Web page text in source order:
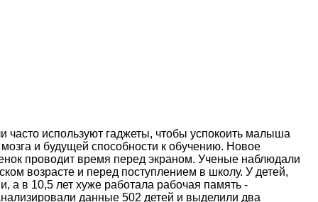
используют гаджеты, чтобы успокоить малыша
и будущей способности к обучению. Новое
проводит время перед экраном. Ученые наблюдали
возрасте и перед поступлением в школу. У детей,
а в 10,5 лет хуже работала рабочая память -
данные 502 детей и выделили два